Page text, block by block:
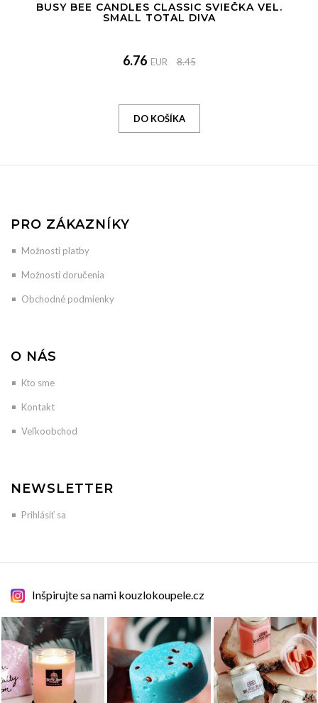
BUSY BEE CANDLES CLASSIC SVIEČKA VEL.
SMALL TOTAL DIVA
6.76 EUR 8.45
PRO ZÁKAZNÍKY
Možnosti platby
Možnosti doručenia
Obchodné podmienky
O NÁS
Kto sme
Kontakt
Veľkoobchod
NEWSLETTER
Prihlásiť sa
Inšpirujte sa nami kouzlokoupele.cz